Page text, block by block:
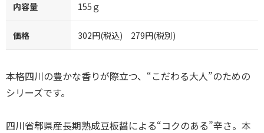
内容量 155ｇ
価格 302円(税込) 279円(税別)
本格四川の豊かな香りが際立つ、“こだわる大人”のための
シリーズです。
四川省郫県産長期熟成豆板醤による“コクのある”辛さ。本